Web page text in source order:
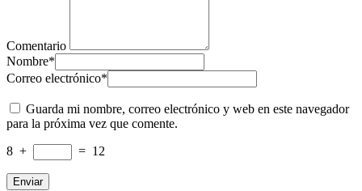
Comentario
Nombre*
Correo electrónico*
Guarda mi nombre, correo electrónico y web en este navegador
para la próxima vez que comente.
8 + = 12